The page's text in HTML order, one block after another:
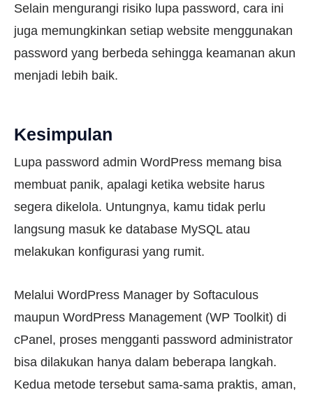
Selain mengurangi risiko lupa password, cara ini
juga memungkinkan setiap website menggunakan
password yang berbeda sehingga keamanan akun
menjadi lebih baik.
Kesimpulan
Lupa password admin WordPress memang bisa
membuat panik, apalagi ketika website harus
segera dikelola. Untungnya, kamu tidak perlu
langsung masuk ke database MySQL atau
melakukan konfigurasi yang rumit.
Melalui WordPress Manager by Softaculous
maupun WordPress Management (WP Toolkit) di
cPanel, proses mengganti password administrator
bisa dilakukan hanya dalam beberapa langkah.
Kedua metode tersebut sama-sama praktis, aman,